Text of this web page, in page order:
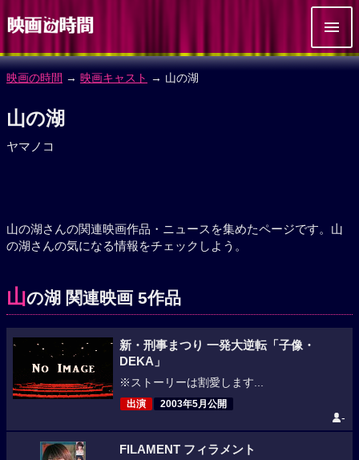
映画の時間 → 映画キャスト → 山の湖
山の湖
ヤマノコ
山の湖さんの関連映画作品・ニュースを集めたページです。山
の湖さんの気になる情報をチェックしよう。
山の湖 関連映画 5作品
新・刑事まつり 一発大逆転「子像・
DEKA」
※ストーリーは割愛します...
出演 2003年5月公開
-
FILAMENT フィラメント